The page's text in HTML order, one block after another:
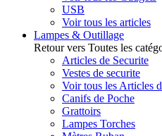
USB
Voir tous les articles
Lampes & Outillage
Retour vers Toutes les
Articles de Securite
Vestes de securite
Voir tous les Articles
Canifs de Poche
Grattoirs
Lampes Torches